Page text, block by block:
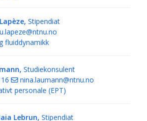
Stipendiat
fluiddynamikk
Studiekonsulent
nina.laumann@ntnu.no
personale (EPT)
Lebrun, Stipendiat